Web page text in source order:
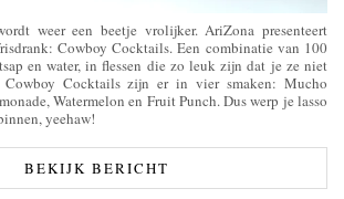
weer een beetje vrolijker. AriZona presenteert
Cowboy Cocktails. Een combinatie van 100
en water, in flessen die zo leuk zijn dat je ze niet
Cocktails zijn er in vier smaken: Mucho
Watermelon en Fruit Punch. Dus werp je lasso
yeehaw!
BEKIJK BERICHT